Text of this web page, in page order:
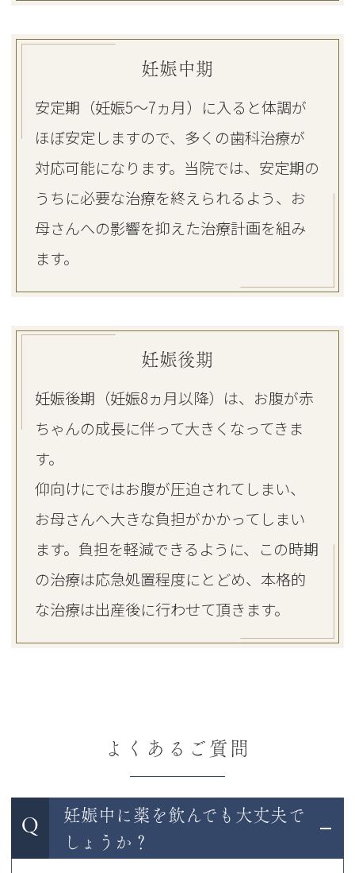
妊娠中期
安定期（妊娠5～7ヵ月）に入ると体調が
ほぼ安定しますので、多くの歯科治療が
対応可能になります。当院では、安定期の
うちに必要な治療を終えられるよう、お
母さんへの影響を抑えた治療計画を組み
ます。
妊娠後期
妊娠後期（妊娠8ヵ月以降）は、お腹が赤
ちゃんの成長に伴って大きくなってきま
す。
仰向けにではお腹が圧迫されてしまい、
お母さんへ大きな負担がかかってしまい
ます。負担を軽減できるように、この時期
の治療は応急処置程度にとどめ、本格的
な治療は出産後に行わせて頂きます。
よくあるご質問
Q
妊娠中に薬を飲んでも大丈夫で
しょうか？